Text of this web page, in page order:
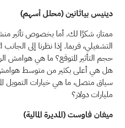
دينيس بياثانين (محلل أسهم)
ممتاز، شكرًا لك. أما بخصوص تأثير
حجم التأثير المتوقع؟ ما هي هوامش
هل هي أعلى بكثير من متوسط هوامش
مليارات دولار؟
ميغان فاوست (المديرة المالية)